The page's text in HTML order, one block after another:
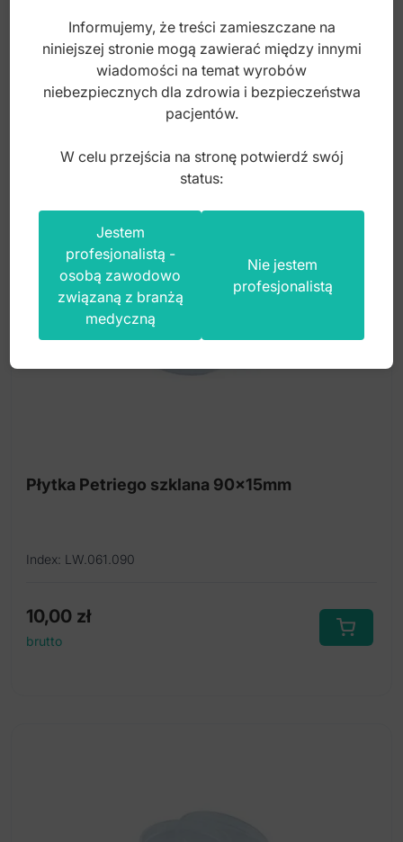
Index: LW.061.080
Płytka Petriego szklana 90x15mm
Index: LW.061.090
10,00 zł
brutto
Informujemy, że treści zamieszczane na
niniejszej stronie mogą zawierać między innymi
wiadomości na temat wyrobów
niebezpiecznych dla zdrowia i bezpieczeństwa
pacjentów.
W celu przejścia na stronę potwierdź swój
status:
Jestem
profesjonalistą -
osobą zawodowo
związaną z branżą
medyczną
Nie jestem
profesjonalistą